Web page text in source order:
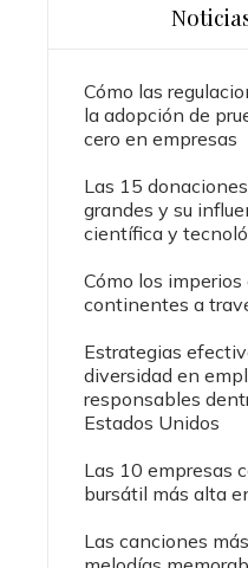
Cómo las
la adopción de
cero en empresas
Las 15
grandes y su
científica y
Cómo los
continentes a
Estrategias
diversidad en
responsables
Estados Unidos
Las 10 empresas
bursátil más alta
Las canciones